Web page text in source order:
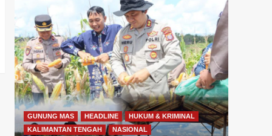
GUNUNG MAS HEADLINE
HUKUM & KRIMINAL
KALIMANTAN TENGAH
NASIONAL